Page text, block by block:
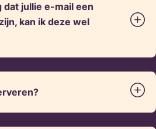
dat jullie e-mail een
kan ik deze wel